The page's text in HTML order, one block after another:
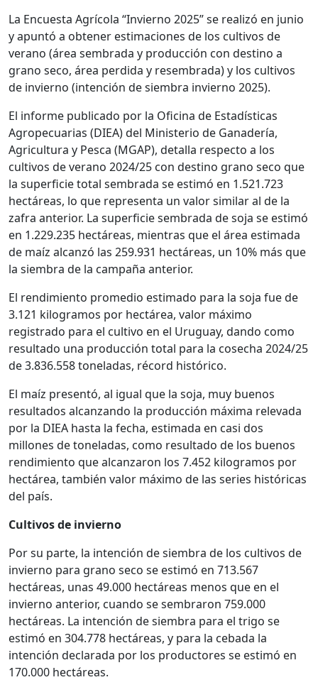
La Encuesta Agrícola “Invierno 2025” se realizó en junio
y apuntó a obtener estimaciones de los cultivos de
verano (área sembrada y producción con destino a
grano seco, área perdida y resembrada) y los cultivos
de invierno (intención de siembra invierno 2025).
El informe publicado por la Oficina de Estadísticas
Agropecuarias (DIEA) del Ministerio de Ganadería,
Agricultura y Pesca (MGAP), detalla respecto a los
cultivos de verano 2024/25 con destino grano seco que
la superficie total sembrada se estimó en 1.521.723
hectáreas, lo que representa un valor similar al de la
zafra anterior. La superficie sembrada de soja se estimó
en 1.229.235 hectáreas, mientras que el área estimada
de maíz alcanzó las 259.931 hectáreas, un 10% más que
la siembra de la campaña anterior.
El rendimiento promedio estimado para la soja fue de
3.121 kilogramos por hectárea, valor máximo
registrado para el cultivo en el Uruguay, dando como
resultado una producción total para la cosecha 2024/25
de 3.836.558 toneladas, récord histórico.
El maíz presentó, al igual que la soja, muy buenos
resultados alcanzando la producción máxima relevada
por la DIEA hasta la fecha, estimada en casi dos
millones de toneladas, como resultado de los buenos
rendimiento que alcanzaron los 7.452 kilogramos por
hectárea, también valor máximo de las series históricas
del país.
Cultivos de invierno
Por su parte, la intención de siembra de los cultivos de
invierno para grano seco se estimó en 713.567
hectáreas, unas 49.000 hectáreas menos que en el
invierno anterior, cuando se sembraron 759.000
hectáreas. La intención de siembra para el trigo se
estimó en 304.778 hectáreas, y para la cebada la
intención declarada por los productores se estimó en
170.000 hectáreas.